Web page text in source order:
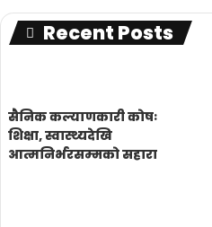
Recent Posts
सैनिक कल्याणकारी कोषः
शिक्षा, स्वास्थ्यदेखि
आत्मनिर्भरसम्मको सहारा